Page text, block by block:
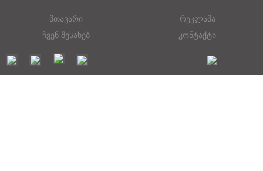
მთავარი
რეკლამა
ჩვენ შესახებ
კონტაქტი